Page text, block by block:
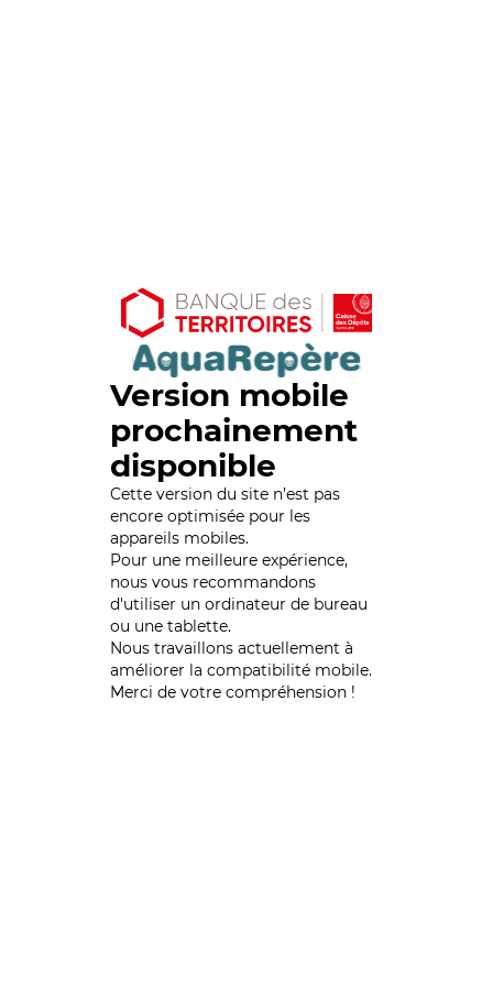
Version mobile
prochainement
disponible
Cette version du site n’est pas
encore optimisée pour les
appareils mobiles.
Pour une meilleure expérience,
nous vous recommandons
d'utiliser un ordinateur de bureau
ou une tablette.
Nous travaillons actuellement à
améliorer la compatibilité mobile.
Merci de votre compréhension !